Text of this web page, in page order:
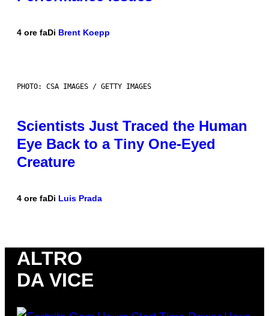
4 ore faDi Brent Koepp
PHOTO: CSA IMAGES / GETTY IMAGES
Scientists Just Traced the Human
Eye Back to a Tiny One-Eyed
Creature
4 ore faDi Luis Prada
ALTRO
DA VICE